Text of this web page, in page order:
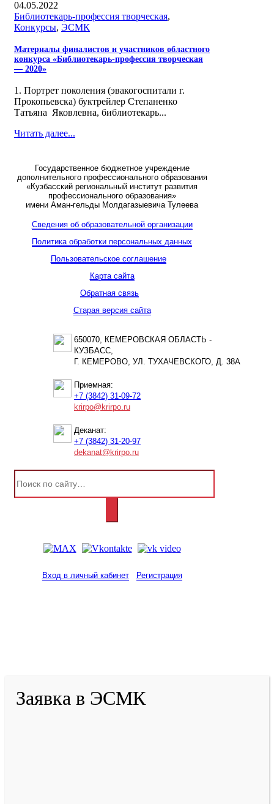
04.05.2022
Библиотекарь-профессия творческая,
Конкурсы, ЭСМК
Материалы финалистов и участников областного
конкурса «Библиотекарь-профессия творческая
— 2020»
1. Портрет поколения (эвакогоспитали г.
Прокопьевска) буктрейлер Степаненко
Татьяна Яковлевна, библиотекарь...
Читать далее...
Государственное бюджетное учреждение
дополнительного профессионального образования
«Кузбасский региональный институт развития
профессионального образования»
имени Аман-гельды Молдагазыевича Тулеева
Сведения об образовательной организации
Политика обработки персональных данных
Пользовательское соглашение
Карта сайта
Обратная связь
Старая версия сайта
650070, КЕМЕРОВСКАЯ ОБЛАСТЬ -
КУЗБАСС,
Г. КЕМЕРОВО, УЛ. ТУХАЧЕВСКОГО, Д. 38А
Приемная:
+7 (3842) 31-09-72
krirpo@krirpo.ru
Деканат:
+7 (3842) 31-20-97
dekanat@krirpo.ru
Вход в личный кабинет Регистрация
Заявка в ЭСМК